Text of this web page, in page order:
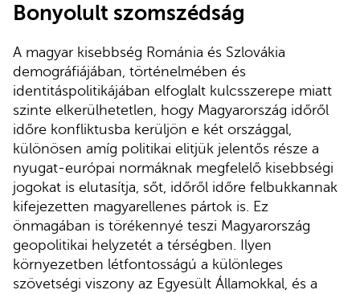
Bonyolult szomszédság
A magyar kisebbség Románia és Szlovákia
demográfiájában, történelmében és
identitáspolitikájában elfoglalt kulcsszerepe miatt
szinte elkerülhetetlen, hogy Magyarország időről
időre konfliktusba kerüljön e két országgal,
különösen amíg politikai elitjük jelentős része a
nyugat-európai normáknak megfelelő kisebbségi
jogokat is elutasítja, sőt, időről időre felbukkannak
kifejezetten magyarellenes pártok is. Ez
önmagában is törékennyé teszi Magyarország
geopolitikai helyzetét a térségben. Ilyen
környezetben létfontosságú a különleges
szövetségi viszony az Egyesült Államokkal, és a